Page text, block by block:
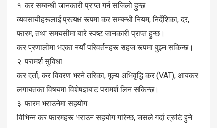
१. कर सम्बन्धी जानकारी प्राप्त गर्न सजिलो हुन्छ
व्यवसायीहरूलाई प्रत्यक्ष रूपमा कर सम्बन्धी नियम, निर्देशिका, दर,
फारम, तथा समयसीमा बारे स्पष्ट जानकारी प्राप्त हुन्छ।
कर प्रणालीमा भएका नयाँ परिवर्तनहरू सहज रूपमा बुझ्न सकिन्छ।
२. परामर्श सुविधा
कर दर्ता, कर विवरण भरने तरिका, मूल्य अभिवृद्धि कर (VAT), आयकर
लगायतका विषयमा विशेषज्ञबाट परामर्श लिन सकिन्छ।
३. फारम भराउनेमा सहयोग
विभिन्न कर फारमहरू भराउन सहयोग गरिन्छ, जसले गर्दा त्रुटि हुने